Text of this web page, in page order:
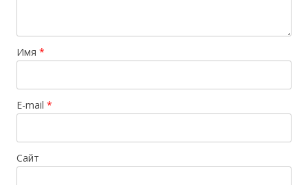
Имя *
E-mail *
Сайт